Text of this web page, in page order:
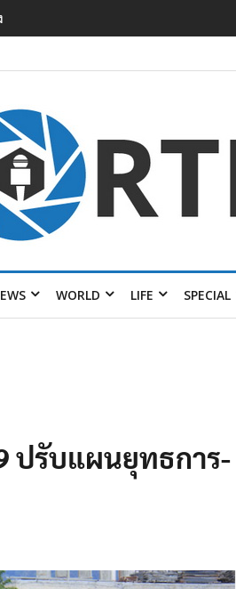
นรับอาชญากร’
WORLD LIFE SPECIAL
ปรับแผนยุทธการ-